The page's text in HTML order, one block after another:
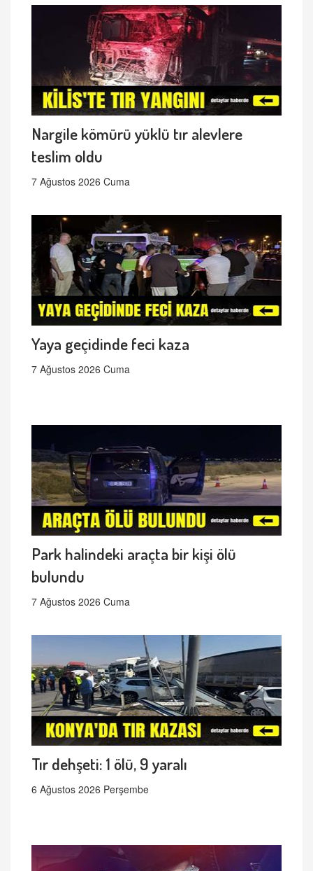
Nargile kömürü yüklü tır alevlere
teslim oldu
7 Ağustos 2026 Cuma
Yaya geçidinde feci kaza
7 Ağustos 2026 Cuma
Park halindeki araçta bir kişi ölü
bulundu
7 Ağustos 2026 Cuma
Tır dehşeti: 1 ölü, 9 yaralı
6 Ağustos 2026 Perşembe